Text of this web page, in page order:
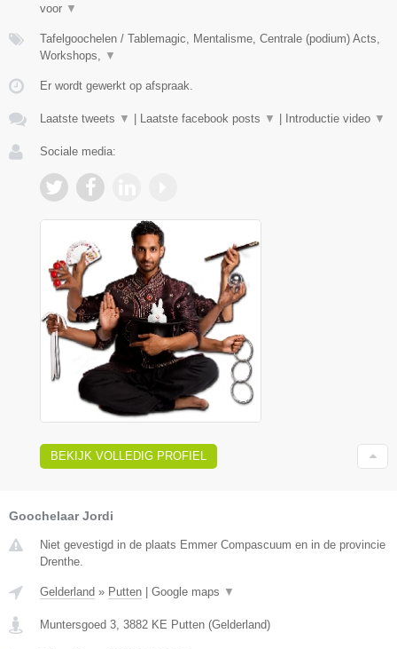
voor ▼
Tafelgoochelen / Tablemagic, Mentalisme, Centrale (podium) Acts,
Workshops,
▼
Er wordt gewerkt op afspraak.
Laatste tweets ▼ Laatste facebook posts ▼ Introductie video ▼
Sociale media:
BEKIJK VOLLEDIG PROFIEL
Goochelaar Jordi
Niet gevestigd in de plaats Emmer Compascuum en in de provincie
Drenthe.
Gelderland » Putten Google maps ▼
Muntersgoed 3 3882 KE Putten (Gelderland)